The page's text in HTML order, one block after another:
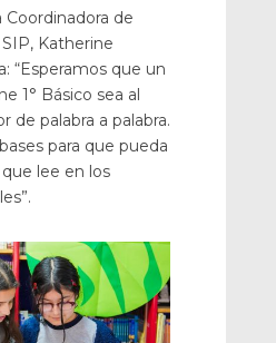
Coordinadora de
Katherine
“Esperamos que un
1° Básico sea al
de palabra a palabra.
para que pueda
lee en los